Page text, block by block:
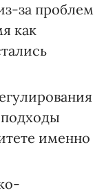
за проблем
как
именно